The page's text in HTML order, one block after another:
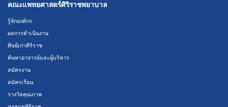
คณะแพทยศาสตร์ศิริราชพยาบาล
รู้จักองค์กร
ผลการดำเนินงาน
ศิษย์เก่าศิริราช
ค้นหาอาจารย์และผู้บริหาร
สมัครงาน
สมัครเรียน
รางวัลคุณภาพ